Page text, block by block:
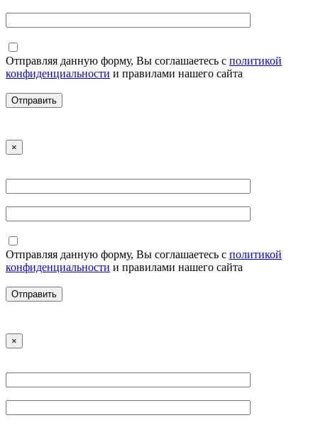
Отправляя данную форму, Вы соглашаетесь с политикой
конфиденциальности и правилами нашего сайта
×
Отправляя данную форму, Вы соглашаетесь с политикой
конфиденциальности и правилами нашего сайта
×